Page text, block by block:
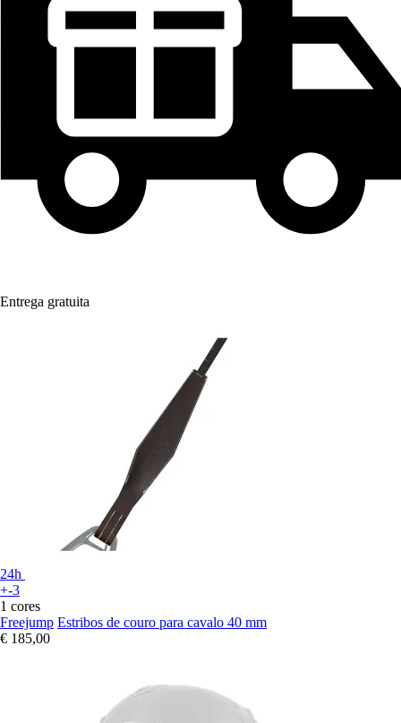
Entrega gratuita
24h
+-3
1 cores
Freejump Estribos de couro para cavalo 40 mm
€ 185,00